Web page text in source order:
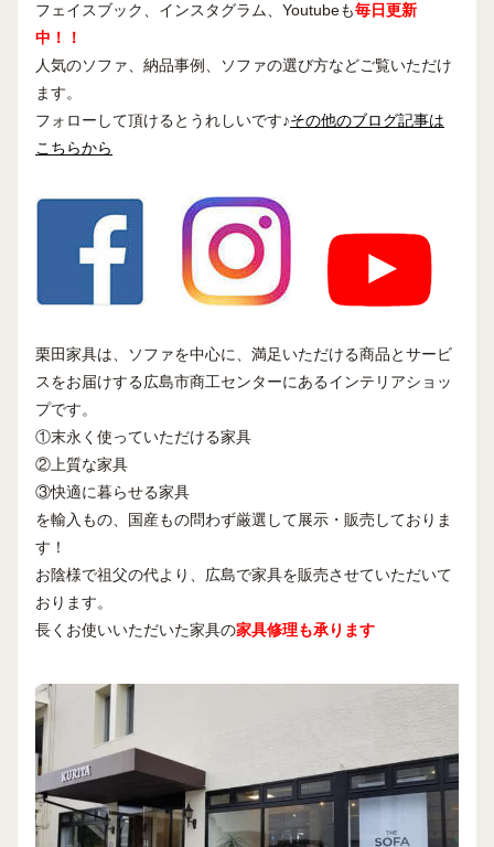
フェイスブック、インスタグラム、Youtubeも毎日更新
中！！
人気のソファ、納品事例、ソファの選び方などご覧いただけ
ます。
フォローして頂けるとうれしいです♪その他のブログ記事は
こちらから
栗田家具は、ソファを中心に、満足いただける商品とサービ
スをお届けする広島市商工センターにあるインテリアショッ
プです。
①末永く使っていただける家具
②上質な家具
③快適に暮らせる家具
を輸入もの、国産もの問わず厳選して展示・販売しておりま
す！
お陰様で祖父の代より、広島で家具を販売させていただいて
おります。
長くお使いいただいた家具の家具修理も承ります